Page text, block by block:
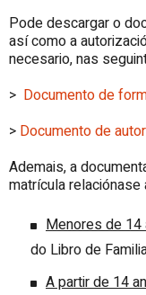
Pode descargar o
así como a
necesario, nas
> Documento de
> Documento de
Ademais, a
matrícula relaciónase
Menores de 14
do Libro de
A partir de 14